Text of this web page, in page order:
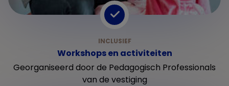
Workshops en activiteiten
Georganiseerd door de Pedagogisch Professionals
van de vestiging